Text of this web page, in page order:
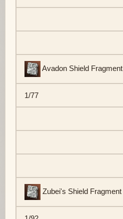
Avadon Shield Fragment
1/77
Zubei's Shield Fragment